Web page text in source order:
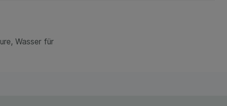
Komfort-Cookies ermöglichen es uns auch
über die Art und Weise der Nutzung
Wasser für